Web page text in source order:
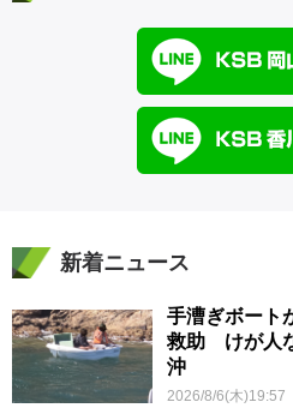
新着ニュース
手漕ぎボート
救助 けが人
沖
2026/8/6(木)19:57